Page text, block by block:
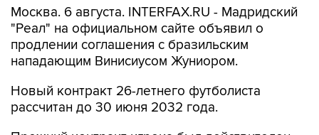
Москва. 6 августа. INTERFAX.RU - Мадридский
"Реал" на официальном сайте объявил о
продлении соглашения с бразильским
нападающим Винисиусом Жуниором.
Новый контракт 26-летнего футболиста
рассчитан до 30 июня 2032 года.